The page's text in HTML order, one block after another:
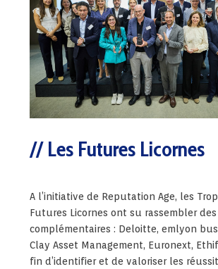
Les Futures Licornes
A l’initiative de Reputation Age, les
Futures Licornes ont su rassembler
complémentaires : Deloitte, emlyon
Clay Asset Management, Euronext,
fin d’identifier et de valoriser les